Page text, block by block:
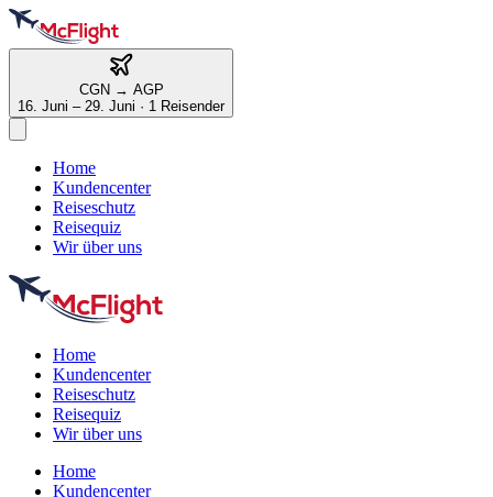
CGN → AGP
16. Juni – 29. Juni · 1 Reisender
Home
Kundencenter
Reiseschutz
Reisequiz
Wir über uns
Home
Kundencenter
Reiseschutz
Reisequiz
Wir über uns
Home
Kundencenter